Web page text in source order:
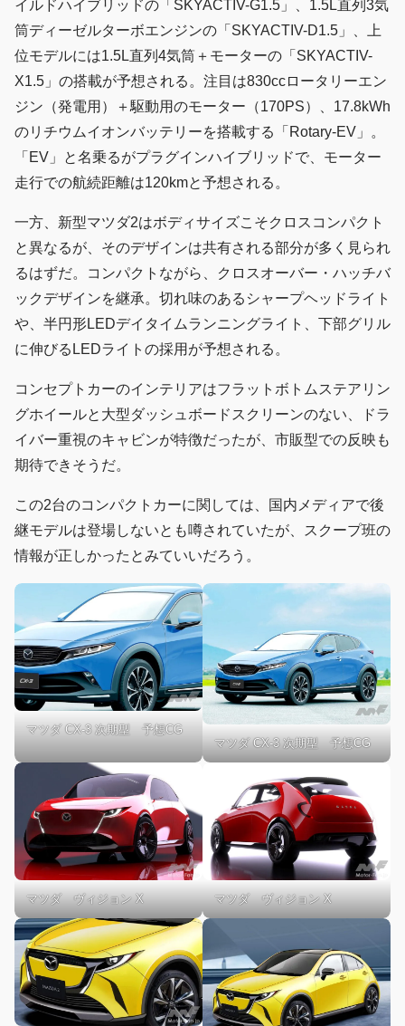
イルドハイブリッドの「SKYACTIV-G1.5」、1.5L直列3気
筒ディーゼルターボエンジンの「SKYACTIV-D1.5」、上
位モデルには1.5L直列4気筒＋モーターの「SKYACTIV-
X1.5」の搭載が予想される。注目は830ccロータリーエン
ジン（発電用）＋駆動用のモーター（170PS）、17.8kWh
のリチウムイオンバッテリーを搭載する「Rotary-EV」。
「EV」と名乗るがプラグインハイブリッドで、モーター
走行での航続距離は120kmと予想される。
一方、新型マツダ2はボディサイズこそクロスコンパクト
と異なるが、そのデザインは共有される部分が多く見られ
るはずだ。コンパクトながら、クロスオーバー・ハッチバ
ックデザインを継承。切れ味のあるシャープヘッドライト
や、半円形LEDデイタイムランニングライト、下部グリル
に伸びるLEDライトの採用が予想される。
コンセプトカーのインテリアはフラットボトムステアリン
グホイールと大型ダッシュボードスクリーンのない、ドラ
イバー重視のキャビンが特徴だったが、市販型での反映も
期待できそうだ。
この2台のコンパクトカーに関しては、国内メディアで後
継モデルは登場しないとも噂されていたが、スクープ班の
情報が正しかったとみていいだろう。
マツダ CX-3 次期型 予想CG
マツダ CX-3 次期型 予想CG
マツダ ヴィジョン X マツダ ヴィジョン X